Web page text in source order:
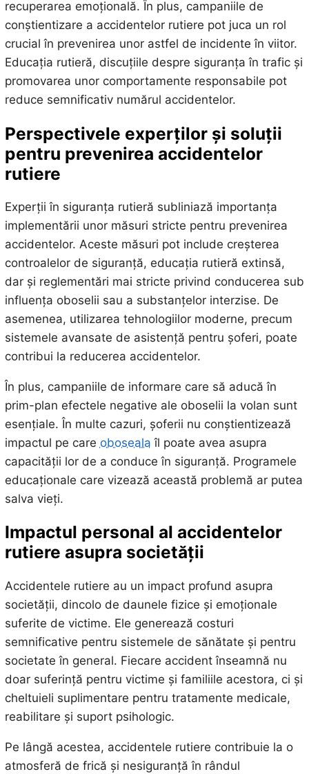
recuperarea emoțională. În plus, campaniile de
conștientizare a accidentelor rutiere pot juca un rol
crucial în prevenirea unor astfel de incidente în viitor.
Educația rutieră, discuțiile despre siguranța în trafic și
promovarea unor comportamente responsabile pot
reduce semnificativ numărul accidentelor.
Perspectivele experților și soluții
pentru prevenirea accidentelor
rutiere
Experții în siguranța rutieră subliniază importanța
implementării unor măsuri stricte pentru prevenirea
accidentelor. Aceste măsuri pot include creșterea
controalelor de siguranță, educația rutieră extinsă,
dar și reglementări mai stricte privind conducerea sub
influența oboselii sau a substanțelor interzise. De
asemenea, utilizarea tehnologiilor moderne, precum
sistemele avansate de asistență pentru șoferi, poate
contribui la reducerea accidentelor.
În plus, campaniile de informare care să aducă în
prim-plan efectele negative ale oboselii la volan sunt
esențiale. În multe cazuri, șoferii nu conștientizează
impactul pe care oboseala îl poate avea asupra
capacității lor de a conduce în siguranță. Programele
educaționale care vizează această problemă ar putea
salva vieți.
Impactul personal al accidentelor
rutiere asupra societății
Accidentele rutiere au un impact profund asupra
societății, dincolo de daunele fizice și emoționale
suferite de victime. Ele generează costuri
semnificative pentru sistemele de sănătate și pentru
societate în general. Fiecare accident înseamnă nu
doar suferință pentru victime și familiile acestora, ci și
cheltuieli suplimentare pentru tratamente medicale,
reabilitare și suport psihologic.
Pe lângă acestea, accidentele rutiere contribuie la o
atmosferă de frică și nesiguranță în rândul